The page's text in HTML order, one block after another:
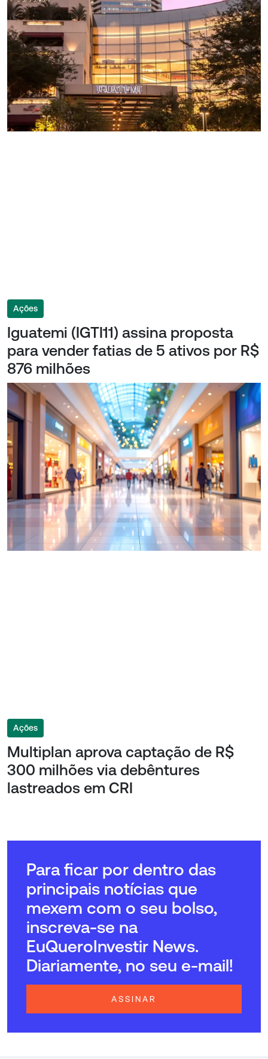
Ações
Iguatemi (IGTI11) assina proposta
para vender fatias de 5 ativos por R$
876 milhões
Ações
Multiplan aprova captação de R$
300 milhões via debêntures
lastreados em CRI
Para ficar por dentro das
principais notícias que
mexem com o seu bolso,
inscreva-se na
EuQueroInvestir News.
Diariamente, no seu e-mail!
ASSINAR